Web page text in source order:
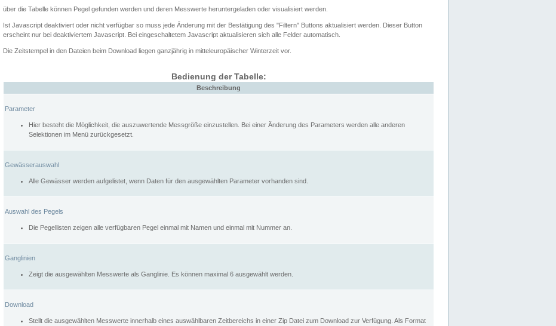
über die Tabelle können Pegel gefunden werden und deren Messwerte heruntergeladen oder visualisiert werden.
Ist Javascript deaktiviert oder nicht verfügbar so muss jede Änderung mit der Bestätigung des "Filtern" Buttons aktualisiert werden. Dieser Button
erscheint nur bei deaktiviertem Javascript. Bei eingeschaltetem Javascript aktualisieren sich alle Felder automatisch.
Die Zeitstempel in den Dateien beim Download liegen ganzjährig in mitteleuropäischer Winterzeit vor.
Bedienung der Tabelle:
Beschreibung
Parameter
Hier besteht die Möglichkeit, die auszuwertende Messgröße einzustellen. Bei einer Änderung des Parameters werden alle anderen
Selektionen im Menü zurückgesetzt.
Gewässerauswahl
Alle Gewässer werden aufgelistet, wenn Daten für den ausgewählten Parameter vorhanden sind.
Auswahl des Pegels
Die Pegellisten zeigen alle verfügbaren Pegel einmal mit Namen und einmal mit Nummer an.
Ganglinien
Zeigt die ausgewählten Messwerte als Ganglinie. Es können maximal 6 ausgewählt werden.
Download
Stellt die ausgewählten Messwerte innerhalb eines auswählbaren Zeitbereichs in einer Zip Datei zum Download zur Verfügung. Als Format